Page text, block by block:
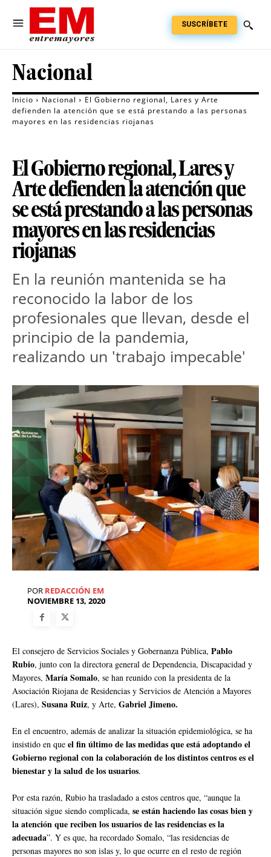
SUSCRÍBETE
Nacional
Inicio Nacional
El Gobierno regional, Lares y Arte
defienden la atención que se está prestando a las personas
mayores en las residencias riojanas
El Gobierno regional, Lares y
Arte defienden la atención que
se está prestando a las personas
mayores en las residencias
riojanas
En la reunión mantenida se ha
reconocido la labor de los
profesionales que llevan, desde el
principio de la pandemia,
realizando un 'trabajo impecable'
POR REDACCIÓN EM
NOVIEMBRE 13, 2020
El consejero de Servicios Sociales y Gobernanza Pública, Pablo
Rubio, junto con la directora general de Dependencia, Discapacidad y
Mayores, María Somalo, se han reunido con la presidenta de la
Asociación Riojana de Residencias y Servicios de Atención a Mayores
(Lares), Susana Ruiz, y Arte, Gabriel Jimeno.
En el encuentro, además de analizar la situación epidemiológica, se ha
insistido en que el fin último de las medidas que está adoptando el
Gobierno regional con la colaboración de los distintos centros es el
bienestar y la salud de los usuarios.
Por esta razón, Rubio ha trasladado a estos centros que, “aunque la
situación sigue siendo complicada, se están haciendo las cosas bien y
la atención que reciben los usuarios de las residencias es la
adecuada”. Y es que, ha recordado Somalo, “las residencias de
personas mayores no son islas y, lo que ocurre en el resto de región